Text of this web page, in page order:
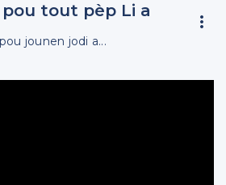
pou tout pèp Li a
jounen jodi a...